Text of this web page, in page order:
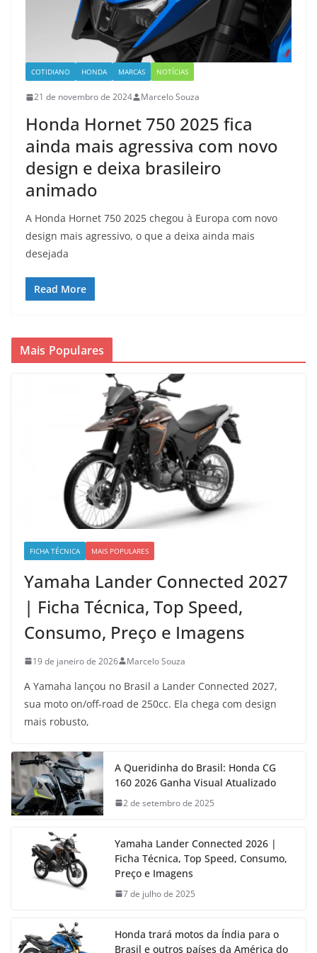
COTIDIANO HONDA MARCAS NOTÍCIAS
21 de novembro de 2024 Marcelo Souza
Honda Hornet 750 2025 fica
ainda mais agressiva com novo
design e deixa brasileiro
animado
A Honda Hornet 750 2025 chegou à Europa com novo
design mais agressivo, o que a deixa ainda mais
desejada
Read More
Mais Populares
FICHA TÉCNICA MAIS POPULARES
Yamaha Lander Connected 2027
| Ficha Técnica, Top Speed,
Consumo, Preço e Imagens
19 de janeiro de 2026 Marcelo Souza
A Yamaha lançou no Brasil a Lander Connected 2027,
sua moto on/off-road de 250cc. Ela chega com design
mais robusto,
A Queridinha do Brasil: Honda CG
160 2026 Ganha Visual Atualizado
2 de setembro de 2025
Yamaha Lander Connected 2026 |
Ficha Técnica, Top Speed, Consumo,
Preço e Imagens
7 de julho de 2025
Honda trará motos da Índia para o
Brasil e outros países da América do